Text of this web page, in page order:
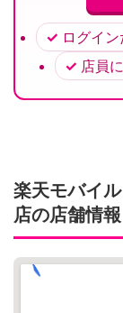
ログイ
店員
楽天モバイ
店の店舗情報